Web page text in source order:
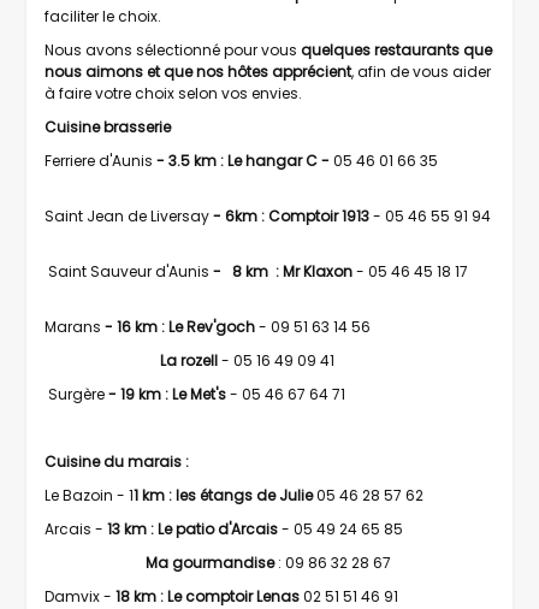
faciliter le choix.
Nous avons sélectionné pour vous quelques restaurants que
nous aimons et que nos hôtes apprécient, afin de vous aider
à faire votre choix selon vos envies.
Cuisine brasserie
Ferriere d'Aunis - 3.5 km : Le hangar C - 05 46 01 66 35
Saint Jean de Liversay- 6km : Comptoir 1913- 05 46 55 91 94
Saint Sauveur d'Aunis - 8 km : Mr Klaxon- 05 46 45 18 17
Marans - 16 km : Le Rev'goch- 09 51 63 14 56
La rozell- 05 16 49 09 41
Surgère- 19 km : Le Met's- 05 46 67 64 71
Cuisine du marais :
Le Bazoin - 11 km : les étangs de Julie05 46 28 57 62
Arcais - 13 km : Le patio d'Arcais- 05 49 24 65 85
Ma gourmandise: 09 86 32 28 67
Damvix - 18 km : Le comptoir Lenas02 51 51 46 91